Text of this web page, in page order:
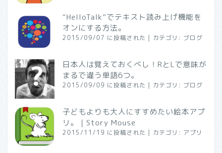
“HelloTalk”でテキスト読み上げ機能を
オンにする方法。
2015/09/07 に投稿された | カテゴリ: ブログ
日本人は覚えておくべし！RとLで意味が
まるで違う単語6つ。
2015/09/09 に投稿された | カテゴリ: ブログ
子どもよりも大人にすすめたい絵本アプ
リ。｜Story Mouse
2015/11/19 に投稿された | カテゴリ: アプリ